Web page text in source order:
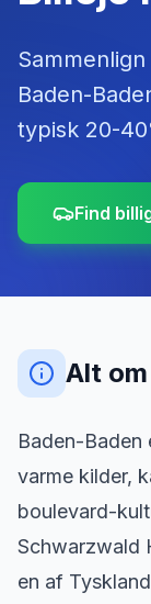
Baden-
typisk 20-
Find
Alt
Baden-
varme kilder,
boulevard-
Schwarzwald
en af